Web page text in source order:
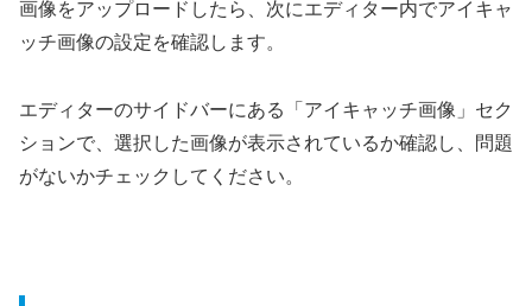
画像をアップロードしたら、次にエディター内でアイキャ
ッチ画像の設定を確認します。
エディターのサイドバーにある「アイキャッチ画像」セク
ションで、選択した画像が表示されているか確認し、問題
がないかチェックしてください。